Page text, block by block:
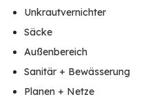
Unkrautvernichter
Säcke
Außenbereich
Sanitär + Bewässerung
Planen + Netze